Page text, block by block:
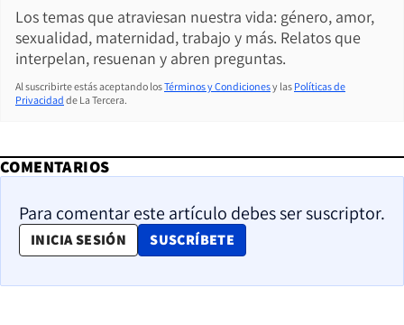
Los temas que atraviesan nuestra vida: género, amor,
sexualidad, maternidad, trabajo y más. Relatos que
interpelan, resuenan y abren preguntas.
Al suscribirte estás aceptando losTérminos y Condicionesy las Políticas de
Privacidad de La Tercera.
COMENTARIOS
Para comentar este artículo debes ser suscriptor.
INICIA SESIÓN SUSCRÍBETE
OPENS IN NEW WINDOW